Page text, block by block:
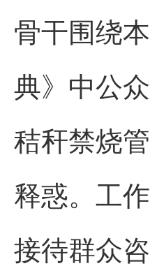
骨干围绕
典》中公
秸秆禁烧
释惑。工
接待群众